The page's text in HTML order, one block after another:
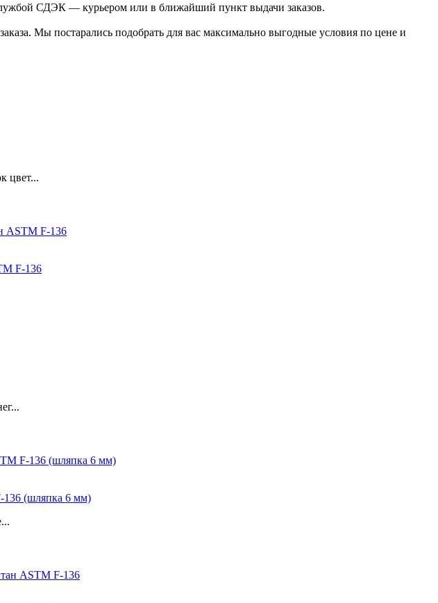
СДЭК — курьером или в ближайший пункт выдачи заказов.
Мы постарались подобрать для вас максимально выгодные условия по цене и
цвет...
F-136
136 (шляпка 6 мм)